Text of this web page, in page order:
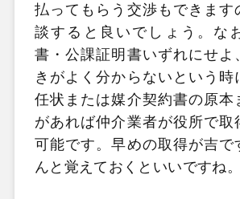
払ってもらう交渉もできます
談すると良いでしょう。な
書・公課証明書いずれにせよ
きがよく分からないという時
任状または媒介契約書の原本
があれば仲介業者が役所で取
可能です。早めの取得が吉で
んと覚えておくといいですね。